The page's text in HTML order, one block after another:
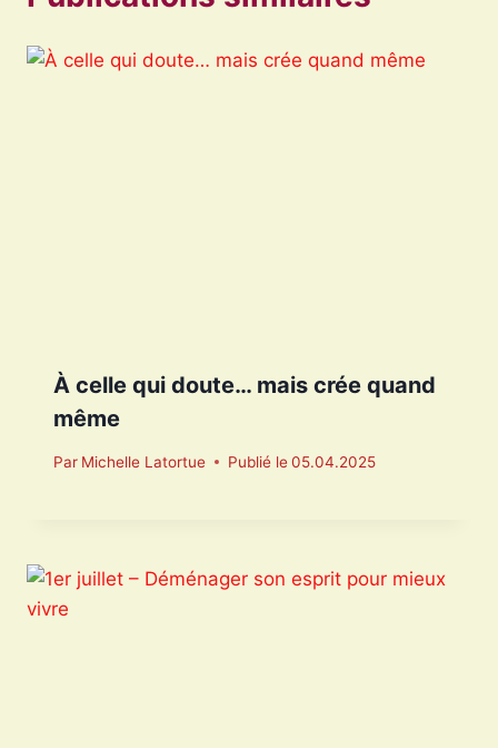
À celle qui doute… mais crée quand
même
Par Michelle Latortue Publié le 05.04.2025